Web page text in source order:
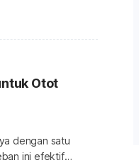
ini? Ayo, cari
Apa itu
somatotype yang
Otot
dengan satu
ini efektif